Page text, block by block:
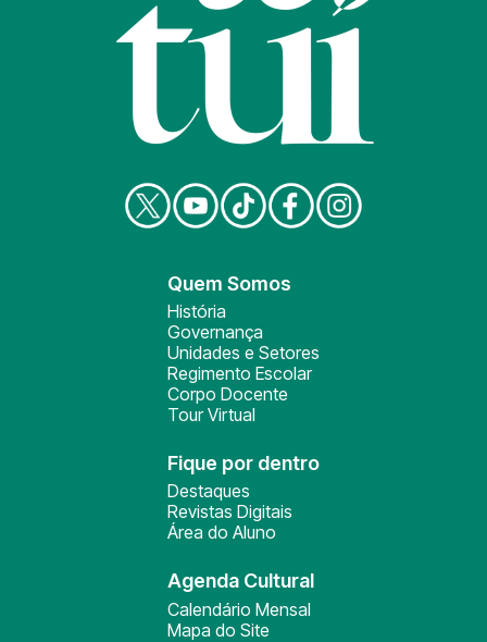
Quem Somos
História
Governança
Unidades e Setores
Regimento Escolar
Corpo Docente
Tour Virtual
Fique por dentro
Destaques
Revistas Digitais
Área do Aluno
Agenda Cultural
Calendário Mensal
Mapa do Site